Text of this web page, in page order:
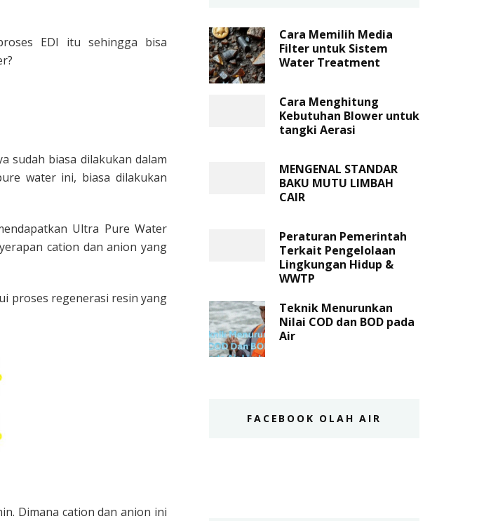
EDI itu sehingga bisa
sudah biasa dilakukan dalam
water ini, biasa dilakukan
Ultra Pure Water
cation dan anion yang
proses regenerasi resin yang
Dimana cation dan anion ini
Cara Memilih Media
Filter untuk Sistem
Water Treatment
Cara Menghitung
Kebutuhan Blower untuk
tangki Aerasi
MENGENAL STANDAR
BAKU MUTU LIMBAH
CAIR
Peraturan Pemerintah
Terkait Pengelolaan
Lingkungan Hidup &
WWTP
Teknik Menurunkan
Nilai COD dan BOD pada
Air
FACEBOOK OLAH AIR